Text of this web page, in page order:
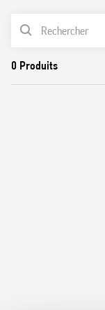
en NO ou NC
Indicateurs
clignotant,
retard à
Alimentation
LISTE DES
CERTIFICATIONS